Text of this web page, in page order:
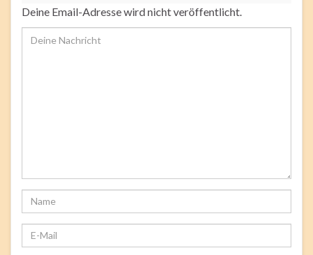
Deine Email-Adresse wird nicht veröffentlicht.